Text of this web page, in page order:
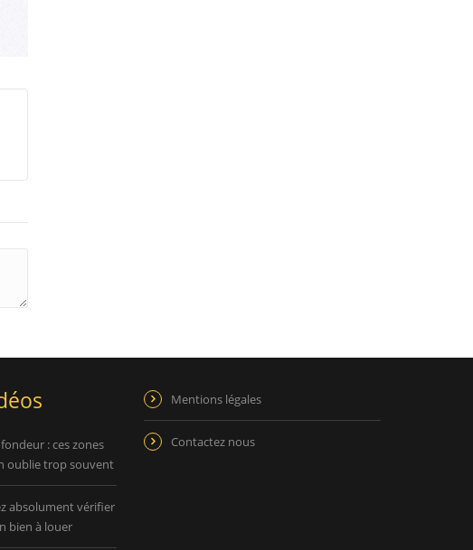
: ces zones
oublie trop souvent
absolument vérifier
bien à louer
Mentions légales
Contactez nous